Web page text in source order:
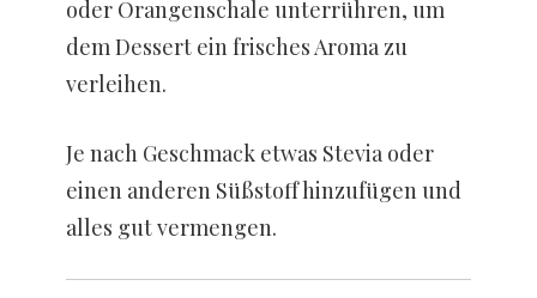
oder Orangenschale unterrühren, um
dem Dessert ein frisches Aroma zu
verleihen.
Je nach Geschmack etwas Stevia oder
einen anderen Süßstoff hinzufügen und
alles gut vermengen.